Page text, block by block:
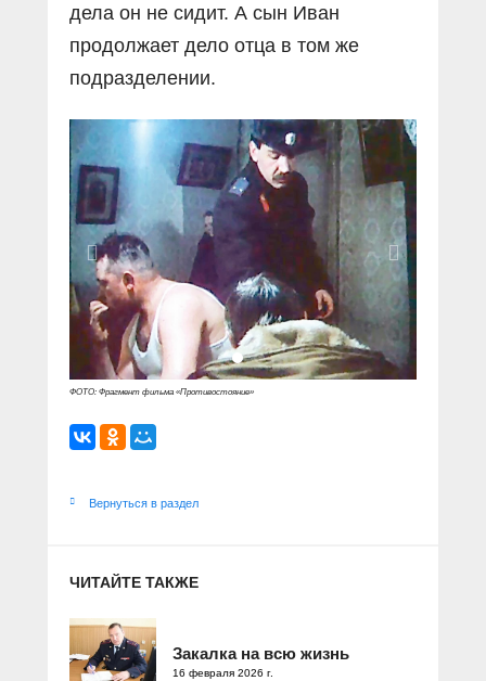
дела он не сидит. А сын Иван
продолжает дело отца в том же
подразделении.
ФОТО: Фрагмент фильма «Противостояние»
Вернуться в раздел
ЧИТАЙТЕ ТАКЖЕ
Закалка на всю жизнь
16 февраля 2026 г.